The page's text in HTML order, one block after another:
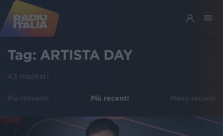
Tag: ARTISTA DAY
43 risultati
Più rilevanti Più recenti Meno recenti